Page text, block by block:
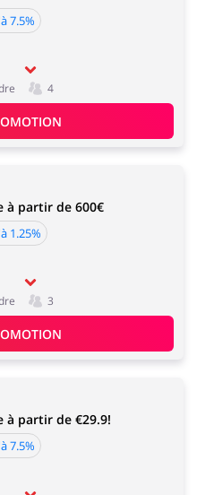
7.5%
4
à partir de 600€
1.25%
3
partir de €29.9!
7.5%